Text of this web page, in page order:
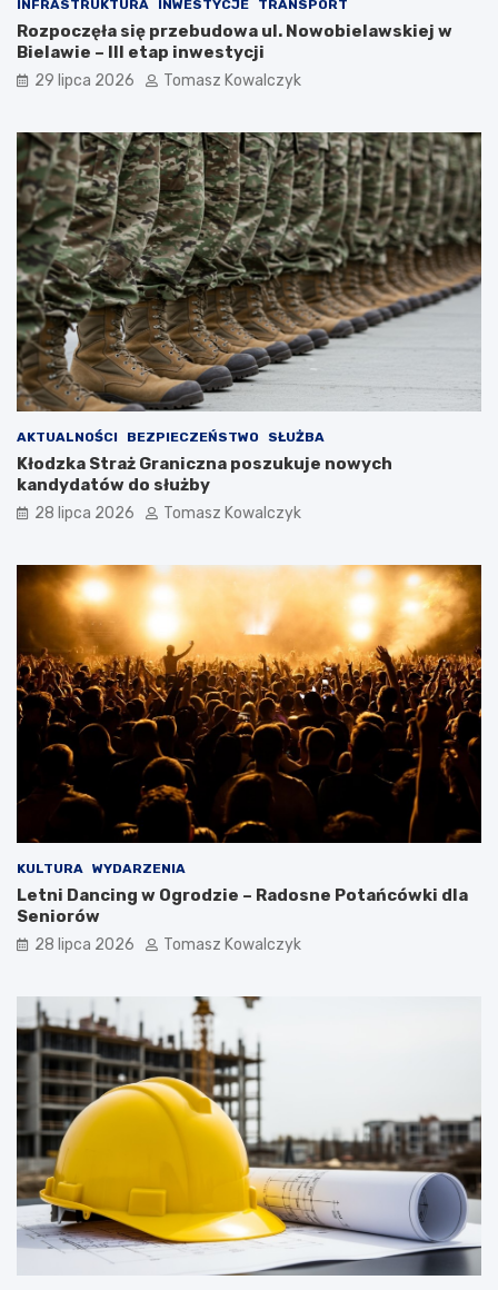
INFRASTRUKTURA INWESTYCJE TRANSPORT
Rozpoczęła się przebudowa ul. Nowobielawskiej w
Bielawie – III etap inwestycji
29 lipca 2026 Tomasz Kowalczyk
AKTUALNOŚCI BEZPIECZEŃSTWO SŁUŻBA
Kłodzka Straż Graniczna poszukuje nowych
kandydatów do służby
28 lipca 2026 Tomasz Kowalczyk
KULTURA WYDARZENIA
Letni Dancing w Ogrodzie – Radosne Potańcówki dla
Seniorów
28 lipca 2026 Tomasz Kowalczyk